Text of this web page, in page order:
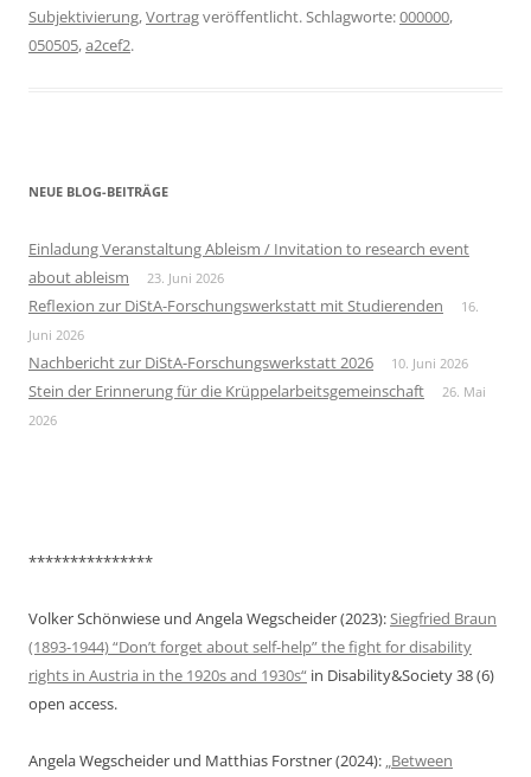
Subjektivierung,Vortragveröffentlicht. Schlagworte:000000,
050505,a2cef2.
NEUE BLOG-BEITRÄGE
Einladung Veranstaltung Ableism / Invitation to research event
about ableism
23. Juni 2026
Reflexion zur DiStA-Forschungswerkstatt mit Studierenden
16.
Juni 2026
Nachbericht zur DiStA-Forschungswerkstatt 2026 10. Juni 2026
Stein der Erinnerung für die Krüppelarbeitsgemeinschaft
26. Mai
2026
***************
Volker Schönwiese und Angela Wegscheider (2023):Siegfried Braun
(1893-1944) “Don’t forget about self-help” the fight for disability
rights in Austria in the 1920s and 1930s“ in Disability&Society 38 (6)
open access.
Angela Wegscheider und Matthias Forstner (2024): „Between